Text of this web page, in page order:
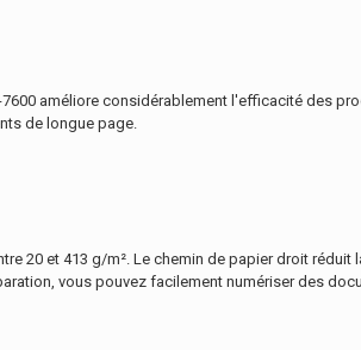
améliore considérablement l'efficacité des
de longue page.
20 et 413 g/m². Le chemin de papier droit
vous pouvez facilement numériser des